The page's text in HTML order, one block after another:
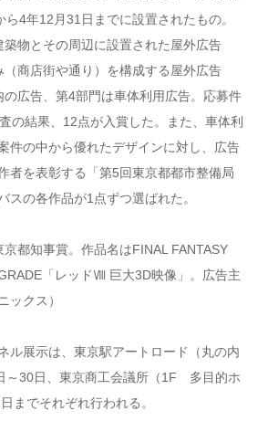
4年12月31日までに設置されたもの。
物とその周辺に設置された屋外広告
商店街や通り）を構成する屋外広告
広告、第4部門は車体利用広告。応募件
の結果、12点が入賞した。また、車体利
件の中から優れたデザインに対し、広告
者を表彰する「第5回東京都都市整備局
スの各作品が1点ずつ選ばれた。
京都知事賞。作品名はFINAL FANTASY
「レッドⅧ 巨大3D映像」。広告主
ックス）
ル展示は、東京駅アートロード（丸の内
～30日、東京商工会議所（1F 多目的ホ
までそれぞれ行われる。